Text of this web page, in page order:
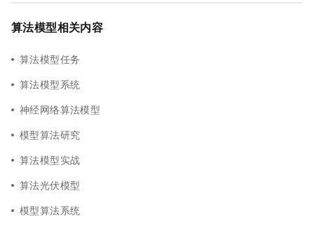
算法模型相关内容
算法模型任务
算法模型系统
神经网络算法模型
模型算法研究
算法模型实战
算法光伏模型
模型算法系统